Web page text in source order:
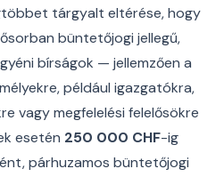
tárgyalt eltérése, hogy
büntetőjogi jellegű,
bírságok — jellemzően a
például igazgatókra,
vagy megfelelési felelősökre
esetén 250 000 CHF-ig
párhuzamos büntetőjogi